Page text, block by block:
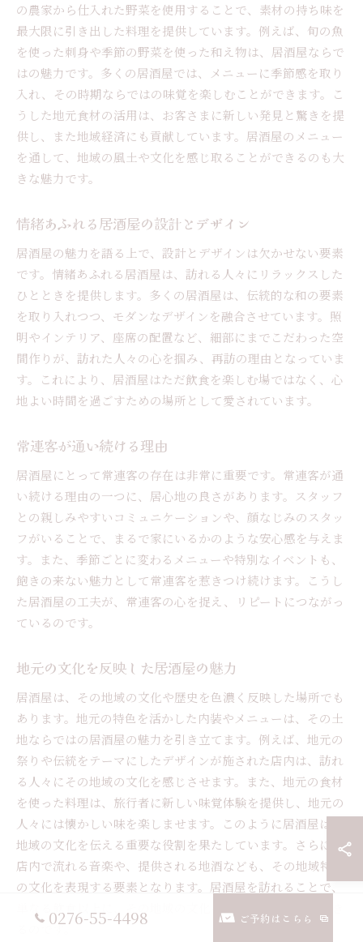
の農家から仕入れた野菜を使用することで、素材の持ち味を
最大限に引き出した料理を提供しています。例えば、旬の魚
を使った刺身や季節の野菜を使った和え物は、居酒屋ならで
はの魅力です。多くの居酒屋では、メニューに季節感を取り
入れ、その時期ならではの味覚を楽しむことができます。こ
うした地元食材の活用は、お客さまに新しい発見と驚きを提
供し、また地域経済にも貢献しています。居酒屋のメニュー
を通して、地域の風土や文化を感じ取ることができるのも大
きな魅力です。
情緒あふれる居酒屋の設計とデザイン
居酒屋の魅力を語る上で、設計とデザインは欠かせない要素
です。情緒あふれる居酒屋は、訪れる人々にリラックスした
ひとときを提供します。多くの居酒屋は、伝統的な和の要素
を取り入れつつ、モダンなデザインを融合させています。照
明やインテリア、座席の配置など、細部にまでこだわった空
間作りが、訪れた人々の心を掴み、再訪の理由となっていま
す。これにより、居酒屋はただ飲食を楽しむ場ではなく、心
地よい時間を過ごすための場所として愛されています。
常連客が通い続ける理由
居酒屋にとって常連客の存在は非常に重要です。常連客が通
い続ける理由の一つに、居心地の良さがあります。スタッフ
との親しみやすいコミュニケーションや、顔なじみのスタッ
フがいることで、まるで家にいるかのような安心感を与えま
す。また、季節ごとに変わるメニューや特別なイベントも、
飽きの来ない魅力として常連客を惹きつけ続けます。こうし
た居酒屋の工夫が、常連客の心を捉え、リピートにつながっ
ているのです。
地元の文化を反映した居酒屋の魅力
居酒屋は、その地域の文化や歴史を色濃く反映した場所でも
あります。地元の特色を活かした内装やメニューは、その土
地ならではの居酒屋の魅力を引き立てます。例えば、地元の
祭りや伝統をテーマにしたデザインが施された店内は、訪れ
る人々にその地域の文化を感じさせます。また、地元の食材
を使った料理は、旅行者に新しい味覚体験を提供し、地元の
人々には懐かしい味を楽しませます。このように居酒屋は、
地域の文化を伝える重要な役割を果たしています。さらに、
店内で流れる音楽や、提供される地酒なども、その地域特有
の文化を表現する要素となります。居酒屋を訪れることで、
るのです。0276-55-4498 ご予約はこちら